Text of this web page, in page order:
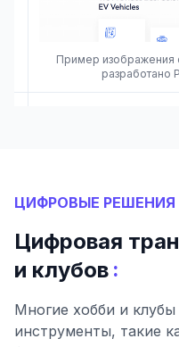
Пример изображения
разработано
ЦИФРОВЫЕ РЕШЕНИЯ
Цифровая
и клубов :
Многие хобби и
инструменты, такие